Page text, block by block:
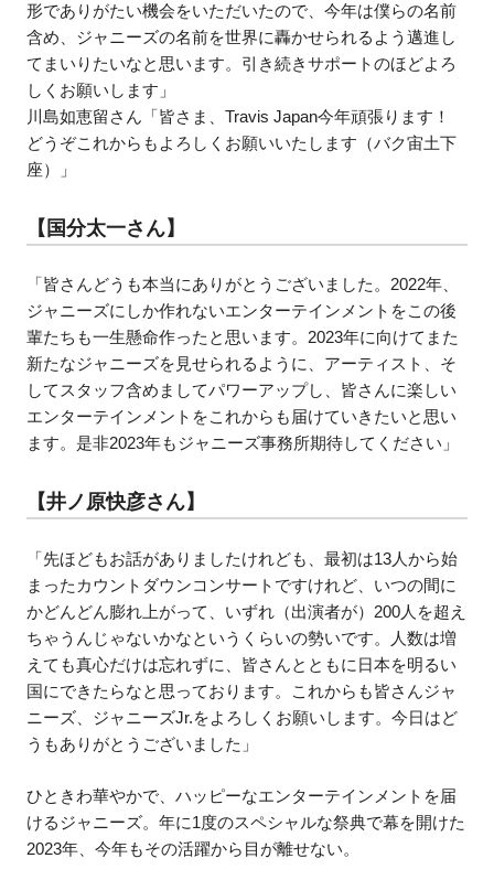
形でありがたい機会をいただいたので、今年は僕らの名前
含め、ジャニーズの名前を世界に轟かせられるよう邁進し
てまいりたいなと思います。引き続きサポートのほどよろ
しくお願いします」
川島如恵留さん「皆さま、Travis Japan今年頑張ります！
どうぞこれからもよろしくお願いいたします（バク宙土下
座）」
【国分太一さん】
「皆さんどうも本当にありがとうございました。2022年、
ジャニーズにしか作れないエンターテインメントをこの後
輩たちも一生懸命作ったと思います。2023年に向けてまた
新たなジャニーズを見せられるように、アーティスト、そ
してスタッフ含めましてパワーアップし、皆さんに楽しい
エンターテインメントをこれからも届けていきたいと思い
ます。是非2023年もジャニーズ事務所期待してください」
【井ノ原快彦さん】
「先ほどもお話がありましたけれども、最初は13人から始
まったカウントダウンコンサートですけれど、いつの間に
かどんどん膨れ上がって、いずれ（出演者が）200人を超え
ちゃうんじゃないかなというくらいの勢いです。人数は増
えても真心だけは忘れずに、皆さんとともに日本を明るい
国にできたらなと思っております。これからも皆さんジャ
ニーズ、ジャニーズJr.をよろしくお願いします。今日はど
うもありがとうございました」
ひときわ華やかで、ハッピーなエンターテインメントを届
けるジャニーズ。年に1度のスペシャルな祭典で幕を開けた
2023年、今年もその活躍から目が離せない。